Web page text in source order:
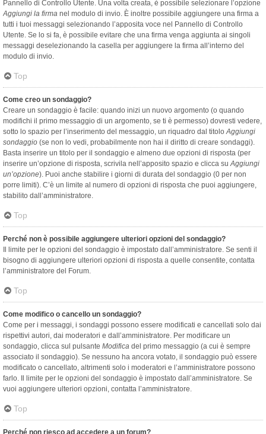
Pannello di Controllo Utente. Una volta creata, è possibile selezionare l’opzione
Aggiungi la firma nel modulo di invio. È inoltre possibile aggiungere una firma a
tutti i tuoi messaggi selezionando l’apposita voce nel Pannello di Controllo
Utente. Se lo si fa, è possibile evitare che una firma venga aggiunta ai singoli
messaggi deselezionando la casella per aggiungere la firma all’interno del
modulo di invio.
Top
Come creo un sondaggio?
Creare un sondaggio è facile: quando inizi un nuovo argomento (o quando
modifichi il primo messaggio di un argomento, se ti è permesso) dovresti vedere,
sotto lo spazio per l’inserimento del messaggio, un riquadro dal titoloAggiungi
sondaggio (se non lo vedi, probabilmente non hai il diritto di creare sondaggi).
Basta inserire un titolo per il sondaggio e almeno due opzioni di risposta (per
inserire un’opzione di risposta, scrivila nell’apposito spazio e clicca suAggiungi
un’opzione). Puoi anche stabilire i giorni di durata del sondaggio (0 per non
porre limiti). C’è un limite al numero di opzioni di risposta che puoi aggiungere,
stabilito dall’amministratore.
Top
Perché non è possibile aggiungere ulteriori opzioni del sondaggio?
Il limite per le opzioni del sondaggio è impostato dall’amministratore. Se senti il
bisogno di aggiungere ulteriori opzioni di risposta a quelle consentite, contatta
l’amministratore del Forum.
Top
Come modifico o cancello un sondaggio?
Come per i messaggi, i sondaggi possono essere modificati e cancellati solo dai
rispettivi autori, dai moderatori e dall’amministratore. Per modificare un
sondaggio, clicca sul pulsante Modifica del primo messaggio (a cui è sempre
associato il sondaggio). Se nessuno ha ancora votato, il sondaggio può essere
modificato o cancellato, altrimenti solo i moderatori e l’amministratore possono
farlo. Il limite per le opzioni del sondaggio è impostato dall’amministratore. Se
vuoi aggiungere ulteriori opzioni, contatta l’amministratore.
Top
Perché non riesco ad accedere a un forum?